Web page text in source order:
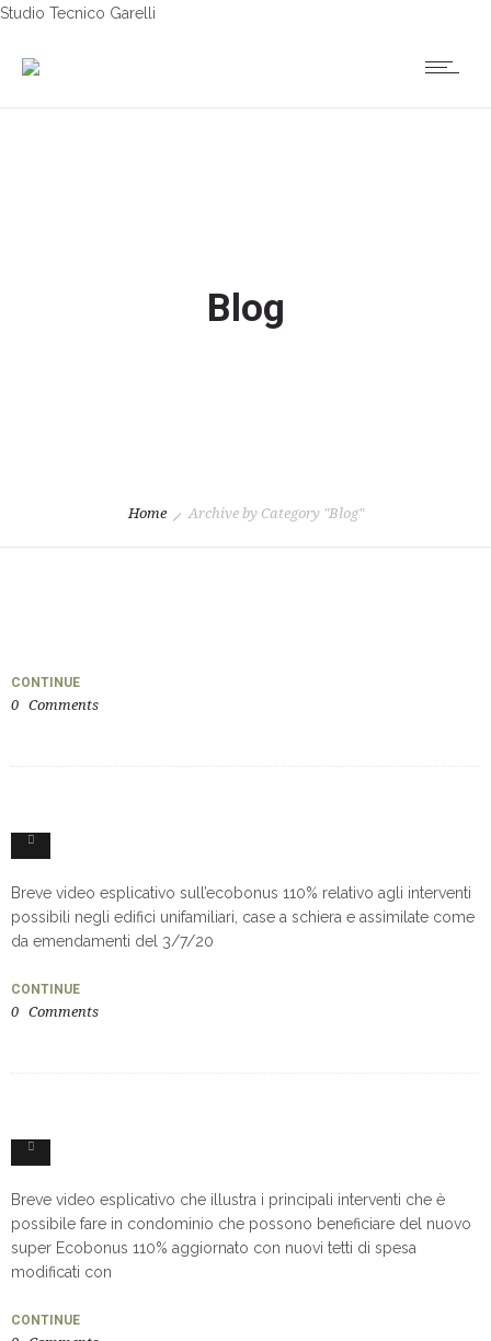
Studio Tecnico Garelli
Blog
Home Archive by Category "Blog"
CONTINUE
0 Comments
3
Breve video esplicativo sull’ecobonus 110% relativo agli interventi
possibili negli edifici unifamiliari, case a schiera e assimilate come
da emendamenti del 3/7/20
CONTINUE
0 Comments
1
Breve video esplicativo che illustra i principali interventi che è
possibile fare in condominio che possono beneficiare del nuovo
super Ecobonus 110% aggiornato con nuovi tetti di spesa
modificati con
CONTINUE